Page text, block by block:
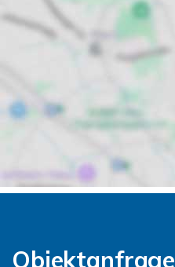
Objektanfrage